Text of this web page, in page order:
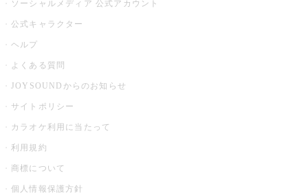
ソーシャルメディア 公式アカウント
公式キャラクター
ヘルプ
よくある質問
JOYSOUNDからのお知らせ
サイトポリシー
カラオケ利用に当たって
利用規約
商標について
個人情報保護方針